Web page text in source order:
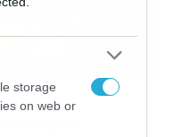
storage
on web or
στάση